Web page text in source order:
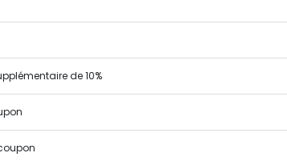
de 10%